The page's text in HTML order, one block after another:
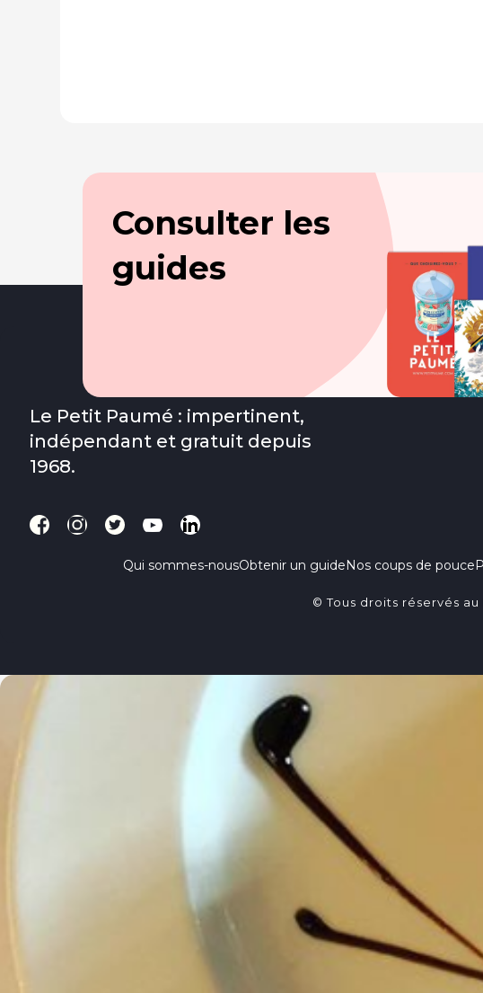
Consulter les
guides
Le Petit Paumé : impertinent,
indépendant et gratuit depuis
1968.
Qui sommes-nousObtenir un guideNos coups de pouce
© Tous droits réservés